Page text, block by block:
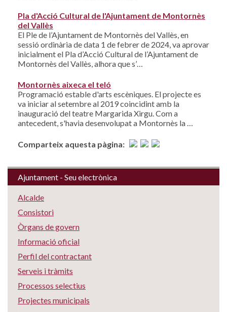
Pla d'Acció Cultural de l'Ajuntament de Montornès
del Vallès
El Ple de l’Ajuntament de Montornès del Vallès, en
sessió ordinària de data 1 de febrer de 2024, va aprovar
inicialment el Pla d’Acció Cultural de l’Ajuntament de
Montornès del Vallès, alhora que s’…
Montornès aixeca el teló
Programació estable d'arts escèniques. El projecte es
va iniciar al setembre al 2019 coincidint amb la
inauguració del teatre Margarida Xirgu. Com a
antecedent, s'havia desenvolupat a Montornès la …
Comparteix aquesta pàgina:
Ajuntament - Seu electrònica
Alcalde
Consistori
Òrgans de govern
Informació oficial
Perfil del contractant
Serveis i tràmits
Processos selectius
Projectes municipals